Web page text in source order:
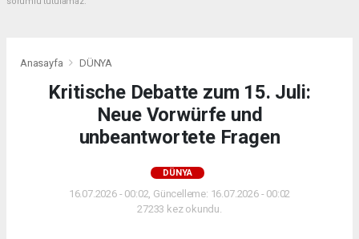
Anasayfa DÜNYA
Kritische Debatte zum 15. Juli:
Neue Vorwürfe und
unbeantwortete Fragen
DÜNYA
16.07.2026 - 00:02, Güncelleme: 16.07.2026 - 00:02
27233 kez okundu.